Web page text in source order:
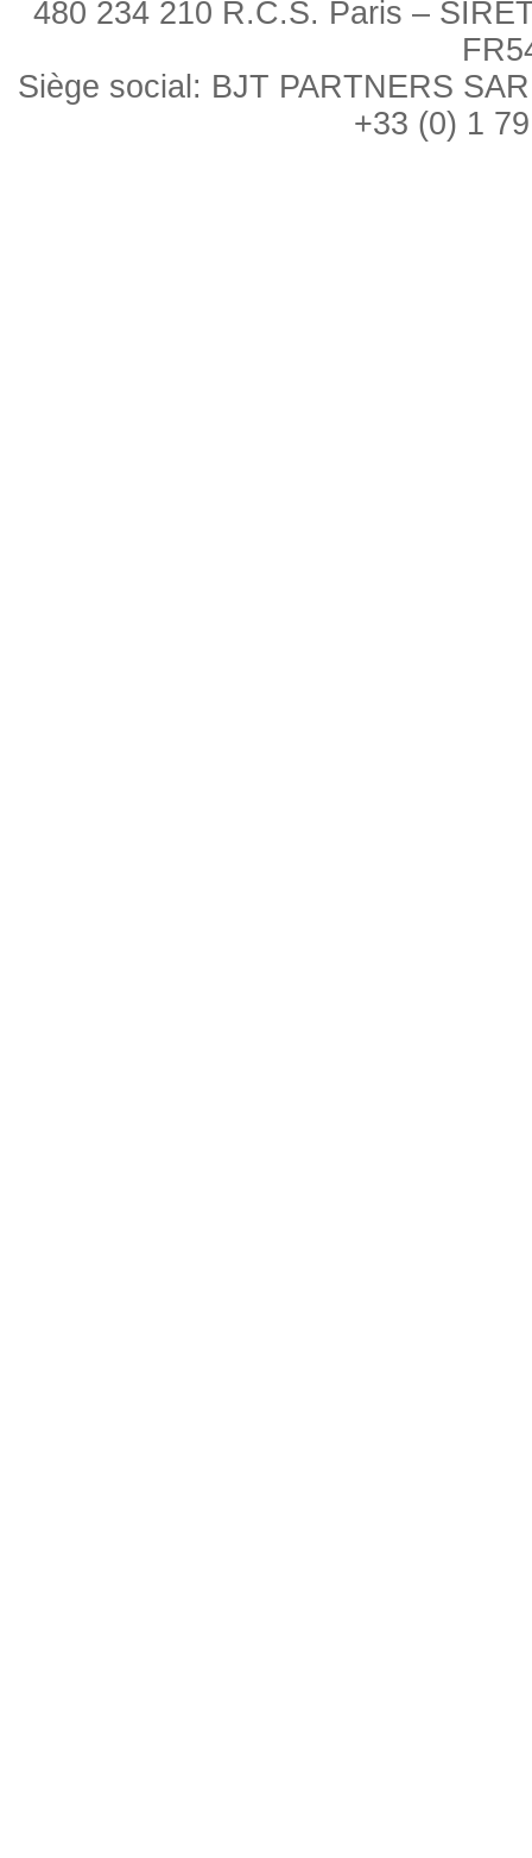
480 234 210 R.C.S. Paris –
Siège social: BJT PARTNERS
+33 (0) 1